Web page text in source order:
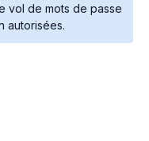
vol de mots de passe
autorisées.